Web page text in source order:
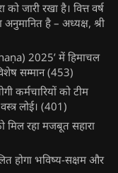
जारी रखा है। वित्त वर्ष
है – अध्यक्ष, श्री
2025’ में हिमाचल
सम्मान (453)
कर्मचारियों को टीम
लोई। (401)
मिल रहा मजबूत सहारा
होगा भविष्य-सक्षम और